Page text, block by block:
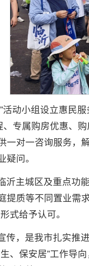
活动小组设立惠民
、专属购房优惠、
一对一咨询服务，
疑问。
沂主城区及重点功
提质等不同置业需
式给予认可。
传，是我市扎实推
、保安居”工作导